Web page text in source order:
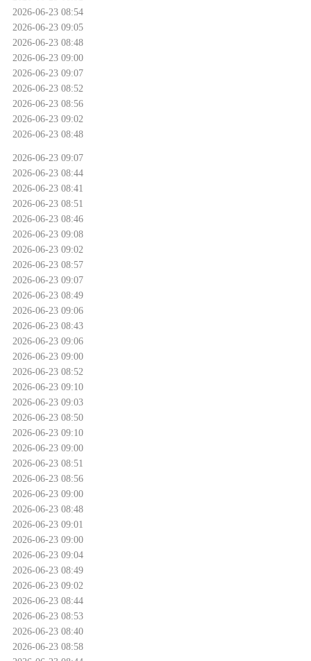
2026-06-23 08:54
2026-06-23 09:05
2026-06-23 08:48
2026-06-23 09:00
2026-06-23 09:07
2026-06-23 08:52
2026-06-23 08:56
2026-06-23 09:02
2026-06-23 08:48
2026-06-23 09:07
2026-06-23 08:44
2026-06-23 08:41
2026-06-23 08:51
2026-06-23 08:46
2026-06-23 09:08
2026-06-23 09:02
2026-06-23 08:57
2026-06-23 09:07
2026-06-23 08:49
2026-06-23 09:06
2026-06-23 08:43
2026-06-23 09:06
2026-06-23 09:00
2026-06-23 08:52
2026-06-23 09:10
2026-06-23 09:03
2026-06-23 08:50
2026-06-23 09:10
2026-06-23 09:00
2026-06-23 08:51
2026-06-23 08:56
2026-06-23 09:00
2026-06-23 08:48
2026-06-23 09:01
2026-06-23 09:00
2026-06-23 09:04
2026-06-23 08:49
2026-06-23 09:02
2026-06-23 08:44
2026-06-23 08:53
2026-06-23 08:40
2026-06-23 08:58